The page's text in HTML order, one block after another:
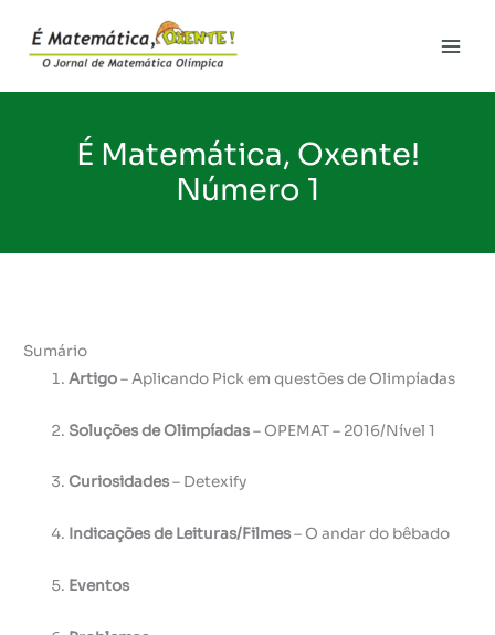
para
conteúdo
É Matemática, Oxente!
Número 1
Sumário
Artigo– Aplicando Pick em questões de Olimpíadas
Soluções de Olimpíadas– OPEMAT – 2016/Nível 1
Curiosidades– Detexify
Indicações de Leituras/Filmes– O andar do bêbado
Eventos